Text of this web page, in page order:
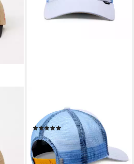
dir
Trucker Cap HFT
OxfordContra (kein Set)
(1)
34,90 €
lieferbar - in 3-4 Werktagen bei dir